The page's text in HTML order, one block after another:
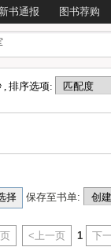
新书通报 图书荐购
, 排序选项:
保存至书单:
<上一页 1 下